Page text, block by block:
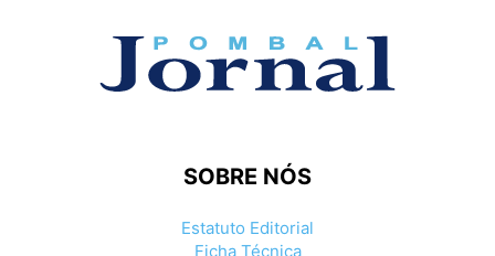
SOBRE NÓS
Estatuto Editorial
Ficha Técnica